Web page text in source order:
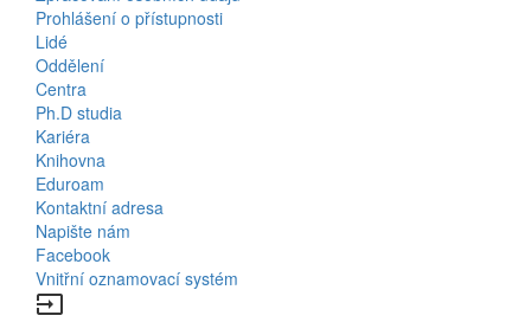
Prohlášení o přístupnosti
Bottom
Menu
Contacts
Lidé
Oddělení
Centra
Ph.D studia
Kariéra
Knihovna
Eduroam
Kontaktní adresa
Napište nám
Facebook
Vnitřní oznamovací systém
input